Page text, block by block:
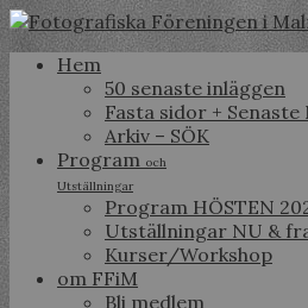
Hem
50 senaste inläggen
Fasta sidor +
Arkiv – SÖK
Program och
Utställningar
Program HÖSTEN
Utställningar NU &
Kurser/Workshop
om FFiM
Bli medlem